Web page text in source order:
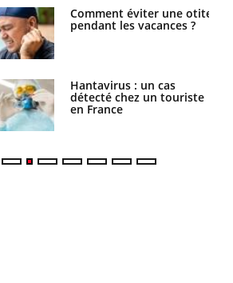
Comment éviter une otite
pendant les vacances ?
Hantavirus : un cas
détecté chez un touriste
en France
Grossesse à risque : ce jus
naturel attire l'attention
des chercheurs
Comment oublier les
écrans en vacances ?